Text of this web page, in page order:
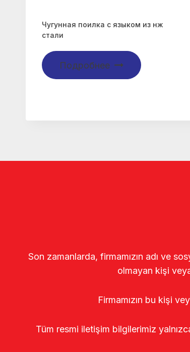
Чугунная поилка с языком из нж
стали
Подробнее
Son zamanlarda, firmamızın adı ve
olmayan kişi
Firmamızın bu kişi
Tüm resmi iletişim bilgilerimiz